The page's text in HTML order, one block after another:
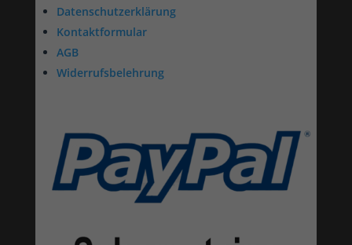
Datenschutzerklärung
Kontaktformular
AGB
Widerrufsbelehrung